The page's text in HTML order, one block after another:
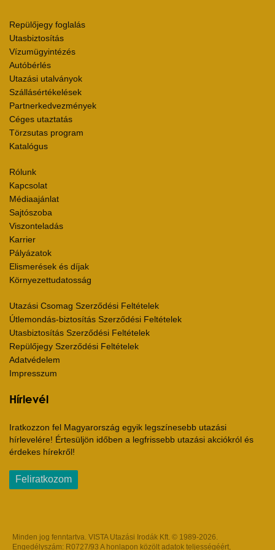
Repülőjegy foglalás
Utasbiztosítás
Vízumügyintézés
Autóbérlés
Utazási utalványok
Szállásértékelések
Partnerkedvezmények
Céges utaztatás
Törzsutas program
Katalógus
Rólunk
Kapcsolat
Médiaajánlat
Sajtószoba
Viszonteladás
Karrier
Pályázatok
Elismerések és díjak
Környezettudatosság
Utazási Csomag Szerződési Feltételek
Útlemondás-biztosítás Szerződési Feltételek
Utasbiztosítás Szerződési Feltételek
Repülőjegy Szerződési Feltételek
Adatvédelem
Impresszum
Hírlevél
Iratkozzon fel Magyarország egyik legszínesebb utazási
hírlevelére! Értesüljön időben a legfrissebb utazási akciókról és
érdekes hírekről!
Feliratkozom
Minden jog fenntartva. VISTA Utazási Irodák Kft. © 1989-2026.
Engedélyszám: R0727/93 A honlapon közölt adatok teljességéért,